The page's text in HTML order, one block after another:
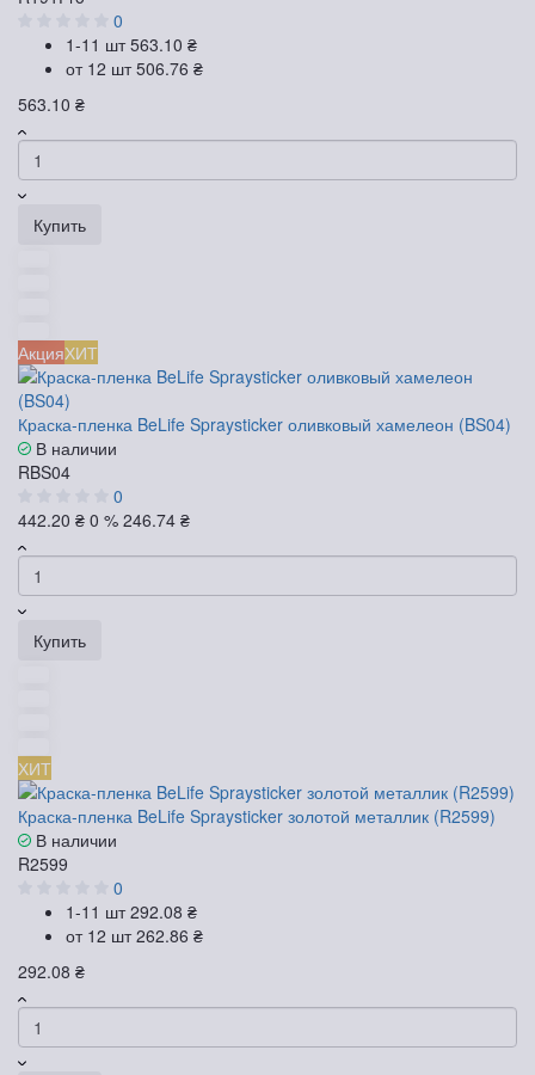
0
1-11 шт563.10 ₴
от 12 шт506.76 ₴
563.10 ₴
Купить
АкцияХИТ
Краска-пленка BeLife Spraysticker оливковый хамелеон (BS04)
В наличии
RBS04
0
442.20 ₴ 0 % 246.74 ₴
Купить
ХИТ
Краска-пленка BeLife Spraysticker золотой металлик (R2599)
В наличии
R2599
0
1-11 шт292.08 ₴
от 12 шт262.86 ₴
292.08 ₴